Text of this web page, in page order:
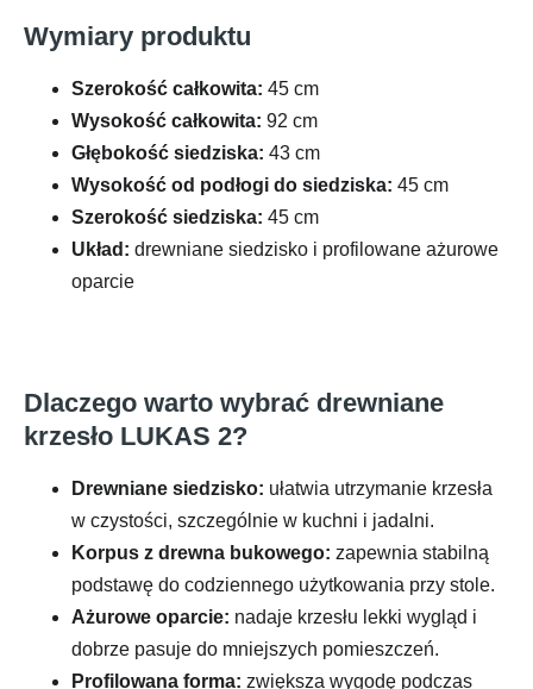
Wymiary produktu
Szerokość całkowita: 45 cm
Wysokość całkowita: 92 cm
Głębokość siedziska: 43 cm
Wysokość od podłogi do siedziska: 45 cm
Szerokość siedziska: 45 cm
Układ: drewniane siedzisko i profilowane ażurowe
oparcie
Dlaczego warto wybrać drewniane
krzesło LUKAS 2?
Drewniane siedzisko: ułatwia utrzymanie krzesła
w czystości, szczególnie w kuchni i jadalni.
Korpus z drewna bukowego: zapewnia stabilną
podstawę do codziennego użytkowania przy stole.
Ażurowe oparcie: nadaje krzesłu lekki wygląd i
dobrze pasuje do mniejszych pomieszczeń.
Profilowana forma: zwiększa wygodę podczas